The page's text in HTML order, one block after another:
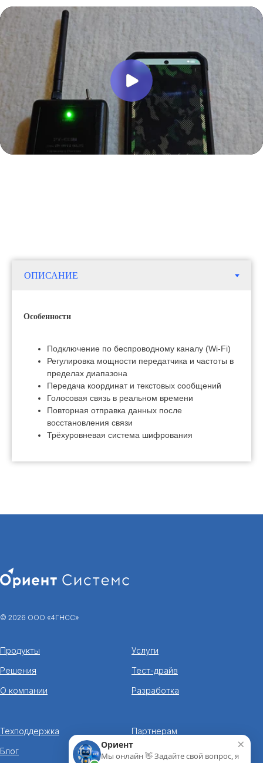
Особенности
Подключение по беспроводному каналу (Wi-Fi)
Регулировка мощности передатчика и частоты в
пределах диапазона
Передача координат и текстовых сообщений
Голосовая связь в реальном времени
Повторная отправка данных после
восстановления связи
Трёхуровневая система шифрования
© 2026 ООО «4ГНСС»
Продукты
Решения
О компании
Услуги
Тест-драйв
Разработка
Техподдержка
Блог
Партнерам
Корпорациям
×
Ориент
Мы онлайн 👋 Задайте свой вопрос, я